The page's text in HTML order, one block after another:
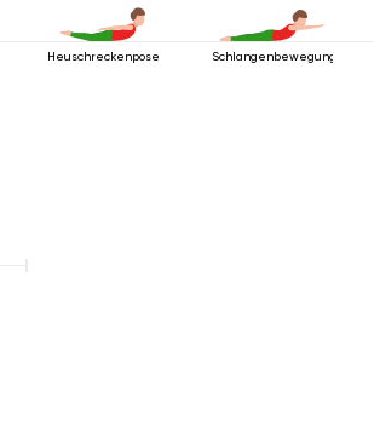
Heuschreckenpose Schlangenbewegung